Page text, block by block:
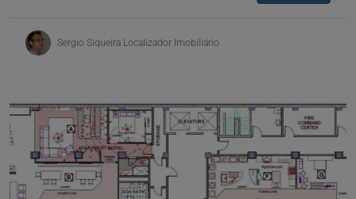
Sergio Siqueira Localizador Imobiliário